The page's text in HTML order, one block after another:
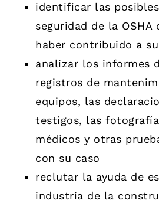
identificar las
seguridad de la OSHA
haber contribuido a
analizar los informes
registros de
equipos, las
testigos, las
médicos y otras
con su caso
reclutar la ayuda de
industria de la